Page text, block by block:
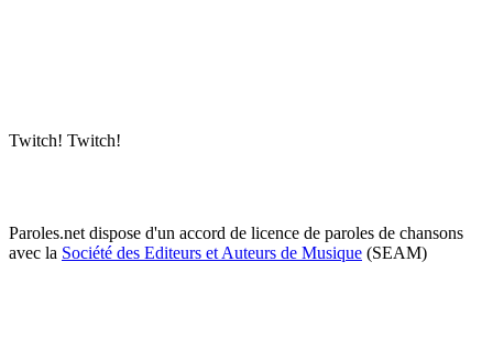
Twitch! Twitch!
Paroles.net dispose d'un accord de licence de paroles de chansons
avec la Société des Editeurs et Auteurs de Musique (SEAM)